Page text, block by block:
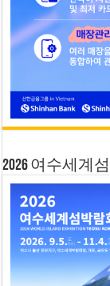
2026 여수세계